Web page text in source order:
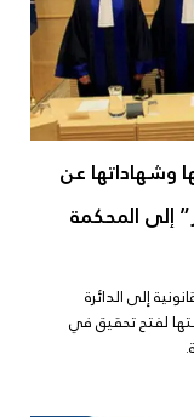
وشهاداتها عن
إلى المحكمة
إلى الدائرة
لفتح تحقيق في